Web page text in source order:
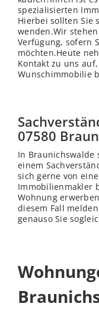
spezialisierten
Hierbei sollten Sie
wenden.Wir
Verfügung, sofern
möchten.Heute
Kontakt zu uns
Wunschimmobilie
07580
In Braunichswalde
einem
sich gerne von
Immobilienmakler
Wohnung
diesem Fall
genauso Sie